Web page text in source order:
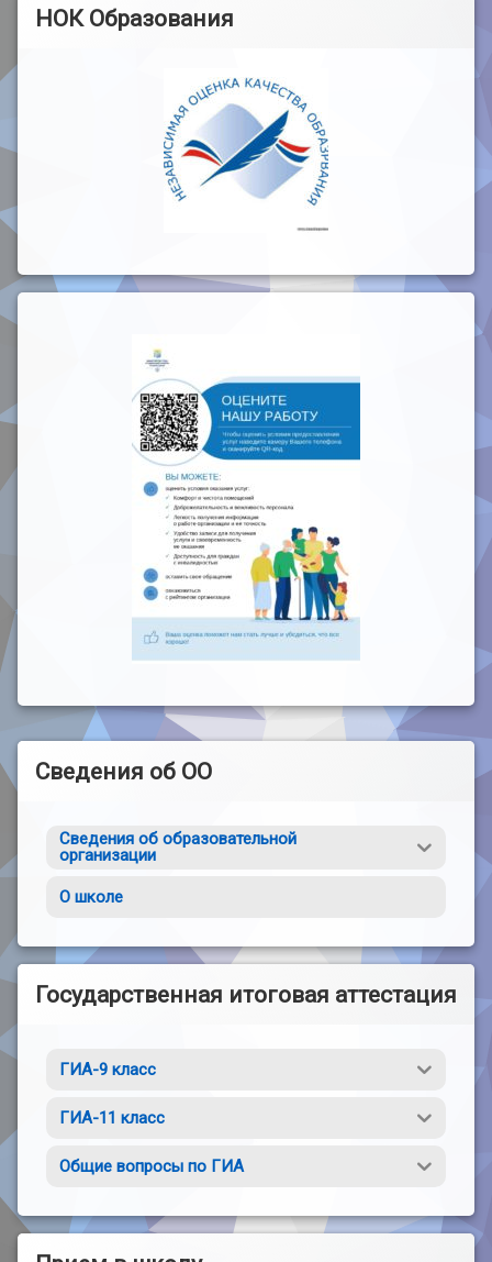
НОК Образования
Сведения об ОО
Сведения об образовательной
организации
О школе
Государственная итоговая аттестация
ГИА-9 класс
ГИА-11 класс
Общие вопросы по ГИА